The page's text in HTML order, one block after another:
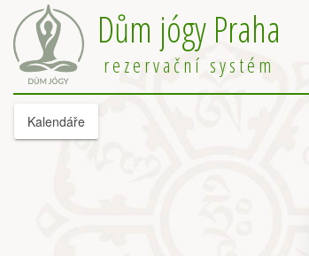
Dům jógy Praha
rezervační systém
Kalendáře